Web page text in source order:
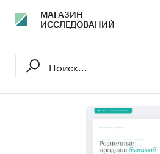
МАГАЗИН
ИССЛЕДОВАНИЙ